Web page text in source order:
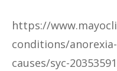
https://
conditions/
causes/syc-20353591